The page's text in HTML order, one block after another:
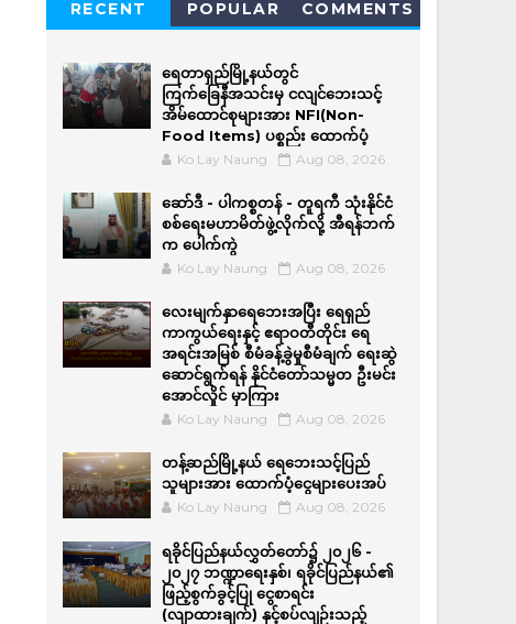
RECENT POPULAR COMMENTS
ရေတာရှည်မြို့နယ်တွင်
ကြက်ခြေနီအသင်းမှ ငလျင်ဘေးသင့်
အိမ်‌ထောင်စုများအား NFI(Non-
Food Items) ပစ္စည်း ထောက်ပံ့
Ko Lay Naung Aug 08, 2026
ဆော်ဒီ - ပါကစ္စတန် - တူရကီ သုံးနိုင်ငံ
စစ်ရေးမဟာမိတ်ဖွဲ့လိုက်လို့ အီရန်ဘက်
က ပေါက်ကွဲ
Ko Lay Naung Aug 08, 2026
လေးမျက်နှာရေဘေးအပြီး ရေရှည်
ကာကွယ်ရေးနှင့် ဧရာဝတီတိုင်း ရေ
အရင်းအမြစ် စီမံခန့်ခွဲမှုစီမံချက် ရေးဆွဲ
ဆောင်ရွက်ရန် နိုင်ငံတော်သမ္မတ ဦးမင်း
အောင်လှိုင် မှာကြား
Ko Lay Naung Aug 08, 2026
တန့်ဆည်မြို့နယ် ရေဘေးသင့်ပြည်
သူများအား ထောက်ပံ့ငွေများပေးအပ်
Ko Lay Naung Aug 08, 2026
ရခိုင်ပြည်နယ်လွှတ်တော်၌ ၂၀၂၆ -
၂၀၂၇ ဘဏ္ဍာရေးနှစ်၊ ရခိုင်ပြည်နယ်၏
ဖြည့်စွက်ခွင့်ပြု ငွေစာရင်း
(လျာထားချက်) နှင့်စပ်လျဉ်းသည့်